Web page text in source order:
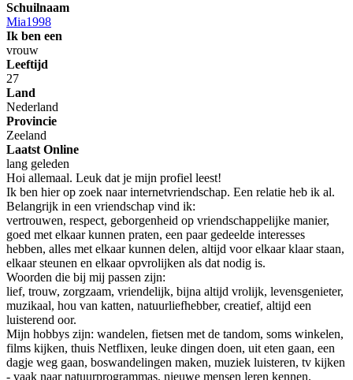
Schuilnaam
Mia1998
Ik ben een
vrouw
Leeftijd
27
Land
Nederland
Provincie
Zeeland
Laatst Online
lang geleden
Hoi allemaal. Leuk dat je mijn profiel leest!
Ik ben hier op zoek naar internetvriendschap. Een relatie heb ik al.
Belangrijk in een vriendschap vind ik:
vertrouwen, respect, geborgenheid op vriendschappelijke manier,
goed met elkaar kunnen praten, een paar gedeelde interesses
hebben, alles met elkaar kunnen delen, altijd voor elkaar klaar staan,
elkaar steunen en elkaar opvrolijken als dat nodig is.
Woorden die bij mij passen zijn:
lief, trouw, zorgzaam, vriendelijk, bijna altijd vrolijk, levensgenieter,
muzikaal, hou van katten, natuurliefhebber, creatief, altijd een
luisterend oor.
Mijn hobbys zijn: wandelen, fietsen met de tandom, soms winkelen,
films kijken, thuis Netflixen, leuke dingen doen, uit eten gaan, een
dagje weg gaan, boswandelingen maken, muziek luisteren, tv kijken
- vaak naar natuurprogrammas, nieuwe mensen leren kennen.